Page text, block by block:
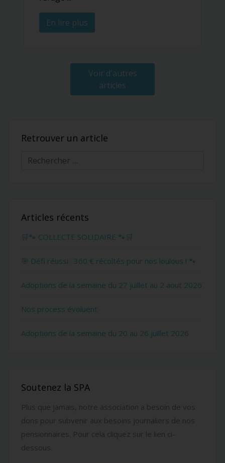
Retrouver un article
Articles récents
🛒🐾 COLLECTE SOLIDAIRE 🐾🛒
🎯 Défi réussi : 360 € récoltés pour nos loulous ! 🐾
Adoptions de la semaine du 27 juillet au 2 aout 2026
Nos process évoluent
Adoptions de la semaine du 20 au 26 juillet 2026
Soutenez la SPA
Plus que jamais, notre association a besoin de vos
dons pour subvenir aux besoins journaliers de nos
pensionnaires. Pour cela cliquez sur le lien ci-
dessous.
En lire plus
Voir d'autres
articles